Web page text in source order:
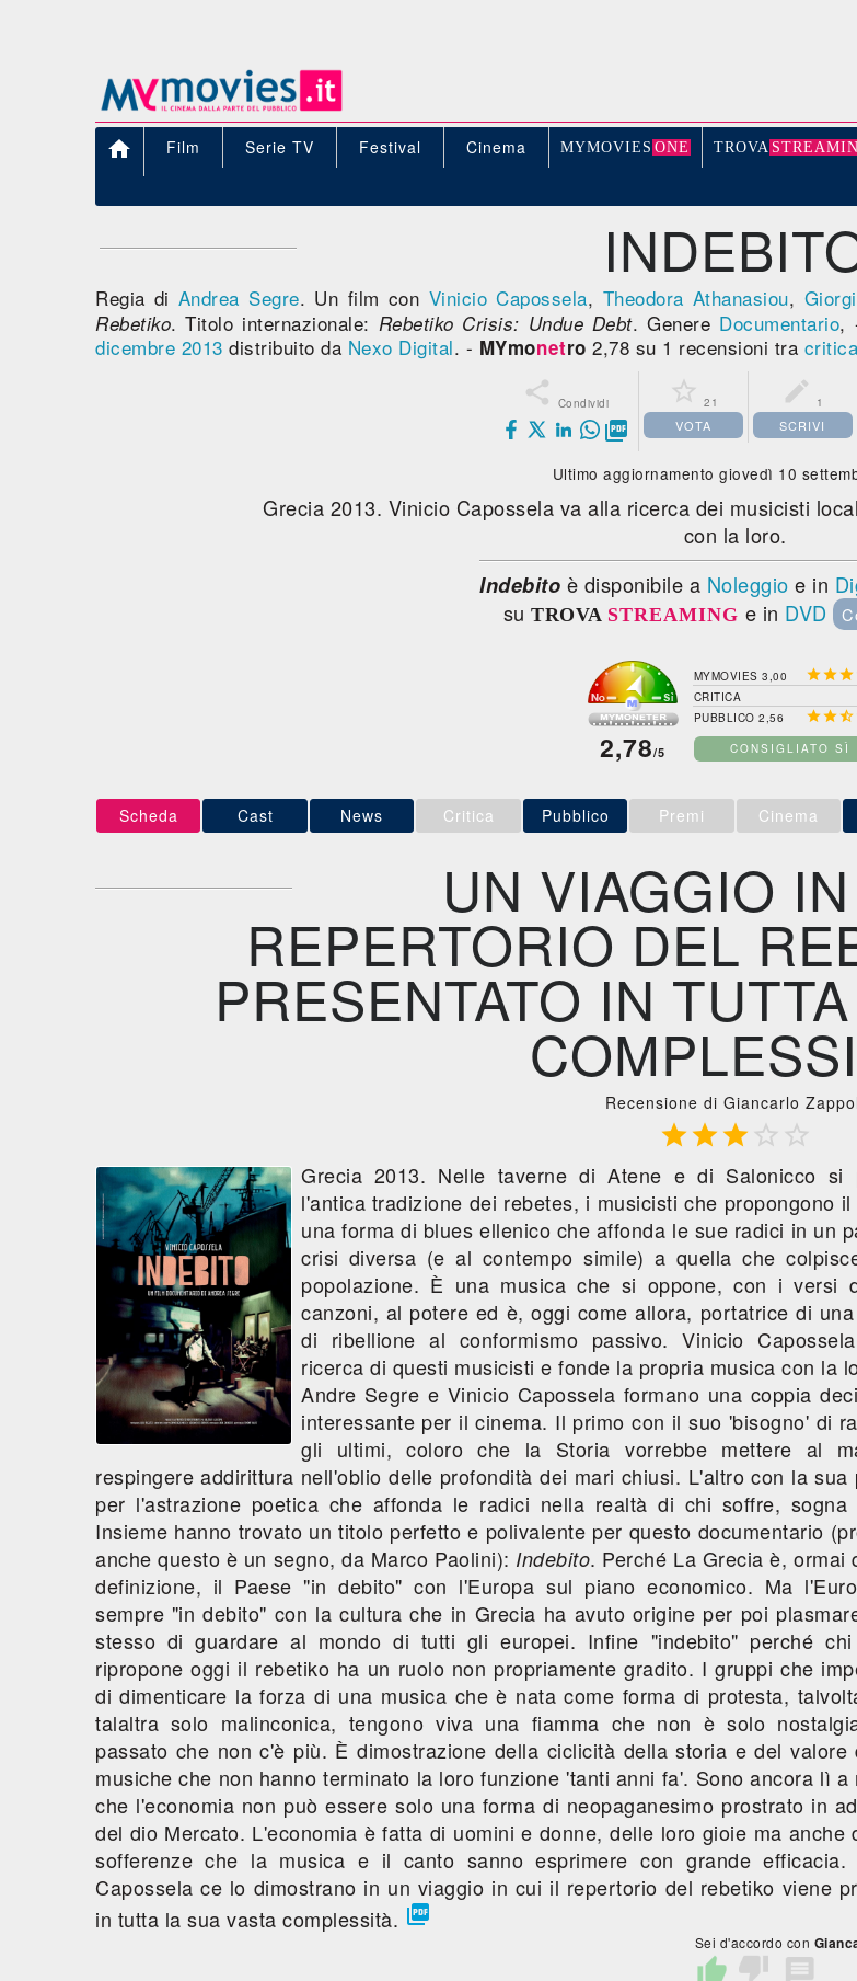
 Film Serie TV Festival Cinema MYMOVIE S ONE TROVA
Regia di Andrea Segre. Un film con Vinicio Capossela, Theodora Athanasiou,
Rebetiko. Titolo internazionale: Rebetiko Crisis: Undue Debt. Genere Documentario,
dicembre 2013 distribuito da Nexo Digital. - MYmonetro 2,78 su 1 recensioni tra critica
 Condividi

 21
VOTA
 1
SCRIVI
Ultimo aggiornamento giovedì 10
Grecia 2013. Vinicio Capossela va alla ricerca dei musicisti
con la loro.
Indebito è disponibile a Noleggio e in
suTROVA STREAMING e in DVD
2,78/5
MYMOVIES 3,00 
CRITICA
PUBBLICO 2,56 
CONSIGLIATO SÌ
Scheda Cast News Critica Pubblico Premi Cinema
UN VIAGGIO
REPERTORIO DEL
PRESENTATO IN
Recensione di Giancarlo
  
Grecia 2013. Nelle taverne di Atene e di Salonicco si
l'antica tradizione dei rebetes, i musicisti che propongono il
una forma di blues ellenico che affonda le sue radici in un
crisi diversa (e al contempo simile) a quella che
popolazione. È una musica che si oppone, con i versi
canzoni, al potere ed è, oggi come allora, portatrice di
di ribellione al conformismo passivo. Vinicio
ricerca di questi musicisti e fonde la propria musica con la
Andre Segre e Vinicio Capossela formano una coppia
interessante per il cinema. Il primo con il suo 'bisogno' di
gli ultimi, coloro che la Storia vorrebbe mettere al
respingere addirittura nell'oblio delle profondità dei mari chiusi. L'altro con la sua
per l'astrazione poetica che affonda le radici nella realtà di chi soffre, sogna
Insieme hanno trovato un titolo perfetto e polivalente per questo documentario
anche questo è un segno, da Marco Paolini): Indebito. Perché La Grecia è, ormai
definizione, il Paese "in debito" con l'Europa sul piano economico. Ma
sempre "in debito" con la cultura che in Grecia ha avuto origine per poi
stesso di guardare al mondo di tutti gli europei. Infine "indebito" perché
ripropone oggi il rebetiko ha un ruolo non propriamente gradito. I gruppi che
di dimenticare la forza di una musica che è nata come forma di protesta,
talaltra solo malinconica, tengono viva una fiamma che non è solo
passato che non c'è più. È dimostrazione della ciclicità della storia e del valore
musiche che non hanno terminato la loro funzione 'tanti anni fa'. Sono ancora lì a
che l'economia non può essere solo una forma di neopaganesimo prostrato in
del dio Mercato. L'economia è fatta di uomini e donne, delle loro gioie ma anche
sofferenze che la musica e il canto sanno esprimere con grande efficacia.
Capossela ce lo dimostrano in un viaggio in cui il repertorio del rebetiko viene
in tutta la sua vasta complessità. 
Sei d'accordo con